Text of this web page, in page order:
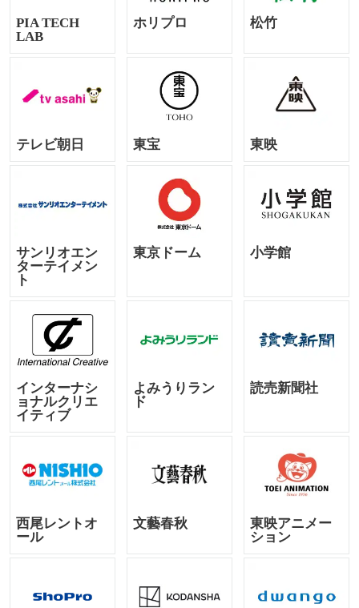
PIA TECH
LAB
ホリプロ 松竹
テレビ朝日 東宝 東映
サンリオエン
ターテイメン
ト
東京ドーム 小学館
インターナシ
ョナルクリエ
イティブ
よみうりラン
ド
読売新聞社
西尾レントオ
ール
文藝春秋
東映アニメー
ション